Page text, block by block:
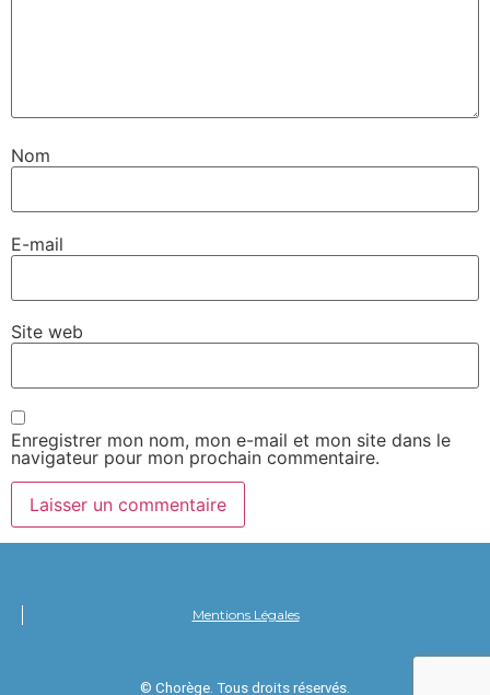
Nom
E-mail
Site web
Enregistrer mon nom, mon e-mail et mon site dans le
navigateur pour mon prochain commentaire.
Mentions Légales
© Chorège. Tous droits réservés.